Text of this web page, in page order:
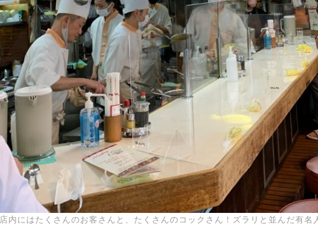
店内にはたくさんのお客さんと、たくさんのコックさん！ズラリと並んだ有名